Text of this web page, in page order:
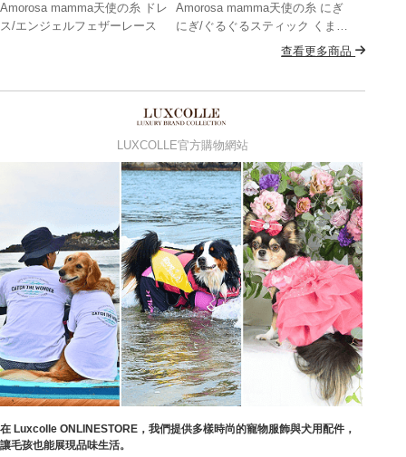
Amorosa mamma天使の糸 ドレ
ス/エンジェルフェザーレース
Amorosa mamma天使の糸 にぎ
にぎ/ぐるぐるスティック くま・
查看更多商品
LUXCOLLE官方購物網站
在 Luxcolle ONLINESTORE，我們提供多樣時尚的寵物服飾與犬用配件，
讓毛孩也能展現品味生活。